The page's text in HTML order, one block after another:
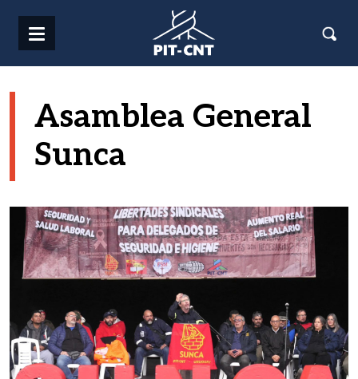
Asamblea General
Sunca
Imagen